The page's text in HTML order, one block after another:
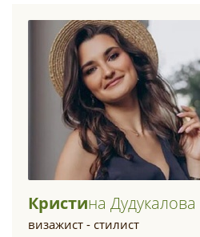
КристиНа Дудукалова
визажист - стилист